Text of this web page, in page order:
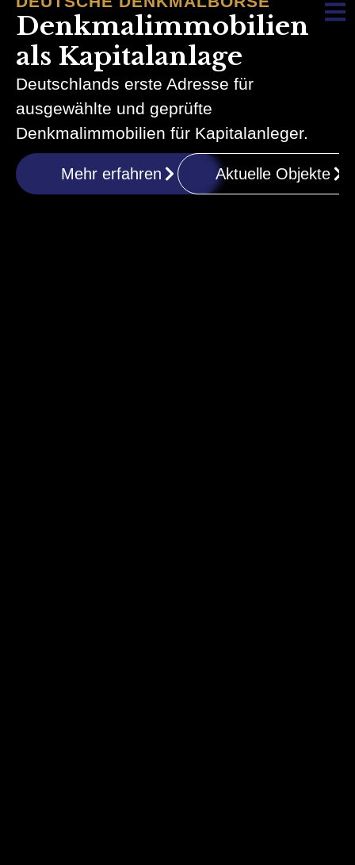
Denkmalimmobilien
als Kapitalanlage
Deutschlands erste Adresse für
ausgewählte und geprüfte
Denkmalimmobilien für Kapitalanleger.
Mehr erfahren Aktuelle Objekte